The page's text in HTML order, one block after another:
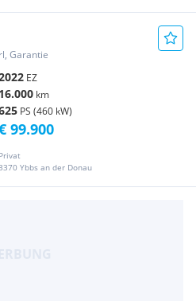
Garantie
EZ
16.000 km
PS (460 kW)
Privat
3370 Ybbs an der Donau
99.900